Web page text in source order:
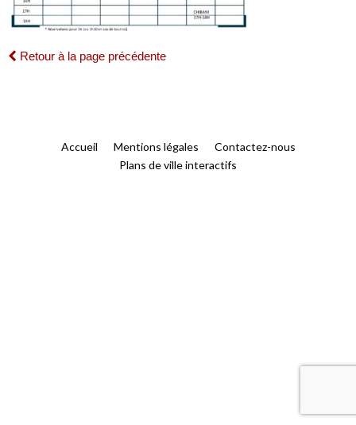
Retour à la page précédente
Accueil Mentions légales
Contactez-nous
Plans de ville interactifs